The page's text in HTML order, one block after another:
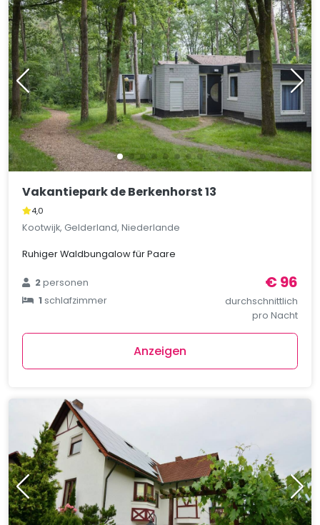
Vakantiepark de Berkenhorst 13
4,0
Kootwijk, Gelderland, Niederlande
Ruhiger Waldbungalow für Paare
2personen
1schlafzimmer
€ 96
durchschnittlich
pro Nacht
Anzeigen